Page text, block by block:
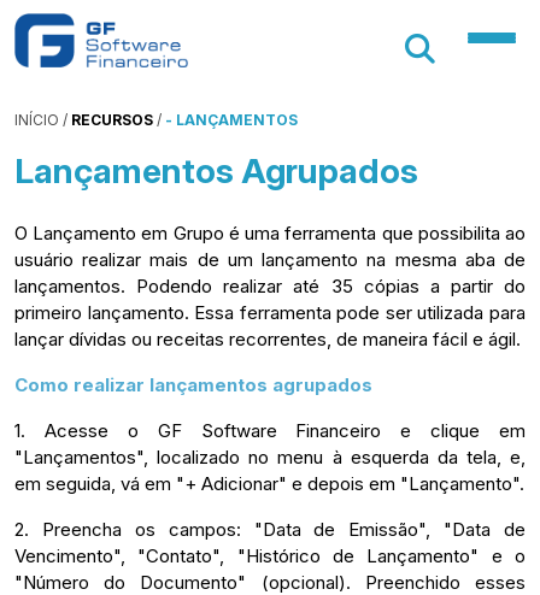
INÍCIO / RECURSOS / - LANÇAMENTOS
Lançamentos Agrupados
O Lançamento em Grupo é uma ferramenta que possibilita ao
usuário realizar mais de um lançamento na mesma aba de
lançamentos. Podendo realizar até 35 cópias a partir do
primeiro lançamento. Essa ferramenta pode ser utilizada para
lançar dívidas ou receitas recorrentes, de maneira fácil e ágil.
Como realizar lançamentos agrupados
1. Acesse o GF Software Financeiro e clique em
"Lançamentos", localizado no menu à esquerda da tela, e,
em seguida, vá em "+ Adicionar" e depois em "Lançamento".
2. Preencha os campos: "Data de Emissão", "Data de
Vencimento", "Contato", "Histórico de Lançamento" e o
"Número do Documento" (opcional). Preenchido esses